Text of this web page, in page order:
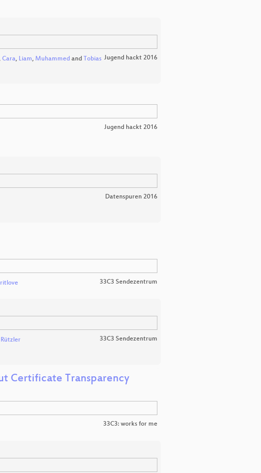
Cara, Liam, Muhammed and Tobias Jugend hackt 2016
Jugend hackt 2016
Datenspuren 2016
33C3 Sendezentrum
33C3 Sendezentrum
Certificate Transparency
33C3: works for me